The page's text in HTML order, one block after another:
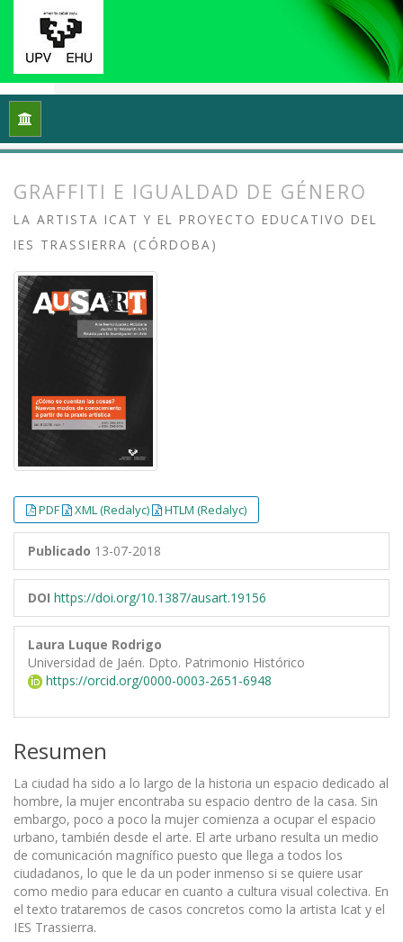
Inicio
GRAFFITI E IGUALDAD DE GÉNERO
LA ARTISTA ICAT Y EL PROYECTO EDUCATIVO DEL
IES TRASSIERRA (CÓRDOBA)
PDF XML (Redalyc) HTLM (Redalyc)
Publicado 13-07-2018
DOI https://doi.org/10.1387/ausart.19156
Laura Luque Rodrigo
Universidad de Jaén. Dpto. Patrimonio Histórico
https://orcid.org/0000-0003-2651-6948
Resumen
La ciudad ha sido a lo largo de la historia un espacio dedicado al
hombre, la mujer encontraba su espacio dentro de la casa. Sin
embargo, poco a poco la mujer comienza a ocupar el espacio
urbano, también desde el arte. El arte urbano resulta un medio
de comunicación magnífico puesto que llega a todos los
ciudadanos, lo que le da un poder inmenso si se quiere usar
como medio para educar en cuanto a cultura visual colectiva. En
el texto trataremos de casos concretos como la artista Icat y el
IES Trassierra.